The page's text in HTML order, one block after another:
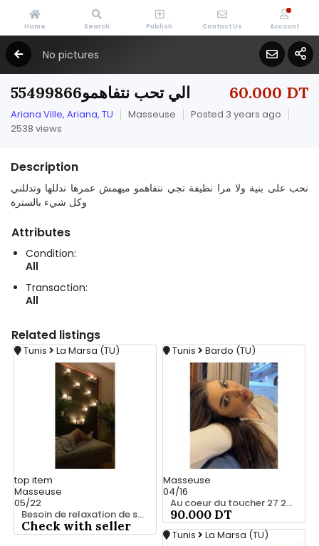
No pictures
60.000 DT الي تحب نتفاهمو55499866
Ariana Ville, Ariana, TU Masseuse
Posted 3 years ago
2538 views
Description
نحب على بنية ولا مرا نظيفة تجي نتفاهمو ميهمش عمرها ندللها وتدللني
وكل شيء بالسترة
Attributes
Condition:
All
Transaction:
All
Related listings
Tunis La Marsa (TU)
top item
Masseuse
05/22
Besoin de relaxation de se vider la tête ? 28 635 347
Check with seller
Tunis Bardo (TU)
Masseuse
04/16
Au coeur du toucher 27 221 122
90.000 DT
Tunis La Marsa (TU)
Home Search Publish Contact Us Account